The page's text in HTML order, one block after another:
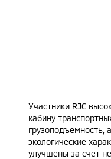
Участники RJC
кабину
грузоподъемность,
экологические
улучшены за счет